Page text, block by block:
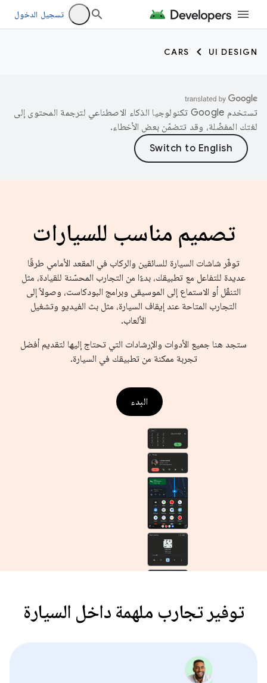
تسجيل الدخول
UI DESIGN
CARS
تستخدم Google تكنولوجيا الذكاء الاصطناعي لترجمة المحتوى إلى
لغتك المفضّلة، وقد تتضمّن بعض الأخطاء.
تصميم مناسب للسيارات
توفّر شاشات السيارة للسائقين والركاب في المقعد الأمامي طرقًا
عديدة للتفاعل مع تطبيقك، بدءًا من التجارب المحسّنة للقيادة، مثل
التنقّل أو الاستماع إلى الموسيقى وبرامج البودكاست، وصولاً إلى
التجارب المتاحة عند إيقاف السيارة، مثل بث الفيديو وتشغيل
الألعاب.
ستجد هنا جميع الأدوات والإرشادات التي تحتاج إليها لتقديم أفضل
تجربة ممكنة من تطبيقك في السيارة.
البدء
توفير تجارب ملهمة داخل السيارة